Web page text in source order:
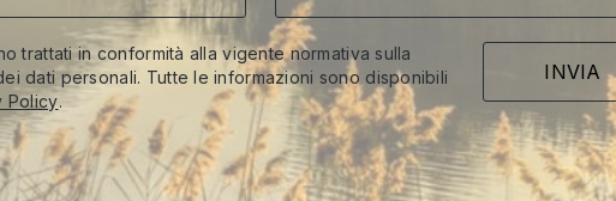
trattati in conformità alla vigente normativa sulla
dati personali. Tutte le informazioni sono disponibili
Policy.